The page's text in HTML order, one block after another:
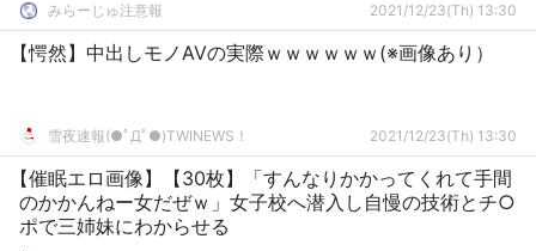
みらーじゅ注意報 2021/12/23(Th) 13:30
【愕然】中出しモノAVの実際ｗｗｗｗｗｗ(※画像あり）
雪夜速報(●ﾟДﾟ●)TWINEWS！ 2021/12/23(Th) 13:30
【催眠エロ画像】【30枚】「すんなりかかってくれて手間
のかかんねー女だぜｗ」女子校へ潜入し自慢の技術とチ○
ポで三姉妹にわからせる